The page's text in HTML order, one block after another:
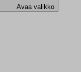
Avaa valikko